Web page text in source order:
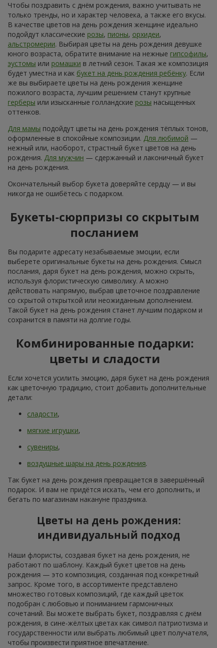
Чтобы поздравить с днём рождения, важно учитывать не
только тренды, но и характер человека, а также его вкусы.
В качестве цветов на день рождения женщине идеально
подойдут классические розы, пионы, орхидеи,
альстромерии. Выбирая цветы на день рождения девушке
юного возраста, обратите внимание на нежные гипсофилы,
эустомы или ромашки в летний сезон. Такая же композиция
будет уместна и как букет на день рождения ребёнку. Если
же вы выбираете цветы на день рождения женщине
пожилого возраста, лучшим решением станут крупные
герберы или изысканные голландские розы насыщенных
оттенков.
Для мамы подойдут цветы на день рождения тёплых тонов,
оформленные в спокойные композиции. Для любимой —
нежный или, наоборот, страстный букет цветов на день
рождения. Для мужчин — сдержанный и лаконичный букет
на день рождения.
Окончательный выбор букета доверяйте сердцу — и вы
никогда не ошибётесь с подарком.
Букеты-сюрпризы со скрытым
посланием
Вы подарите адресату незабываемые эмоции, если
выберете оригинальные букеты на день рождения. Смысл
послания, даря букет на день рождения, можно скрыть,
используя флористическую символику. А можно
действовать напрямую, выбрав цветочное поздравление
со скрытой открыткой или неожиданным дополнением.
Такой букет на день рождения станет лучшим подарком и
сохранится в памяти на долгие годы.
Комбинированные подарки:
цветы и сладости
Если хочется усилить эмоцию, даря букет на день рождения
как цветочную традицию, стоит добавить дополнительные
детали:
сладости,
мягкие игрушки,
сувениры,
воздушные шары на день рождения.
Так букет на день рождения превращается в завершённый
подарок. И вам не придётся искать, чем его дополнить, и
бегать по магазинам накануне праздника.
Цветы на день рождения:
индивидуальный подход
Наши флористы, создавая букет на день рождения, не
работают по шаблону. Каждый букет цветов на день
рождения — это композиция, созданная под конкретный
запрос. Кроме того, в ассортименте представлено
множество готовых композиций, где каждый цветок
подобран с любовью и пониманием гармоничных
сочетаний. Вы можете выбрать букет, поздравляя с днём
рождения, в сине-жёлтых цветах как символ патриотизма и
государственности или выбрать любимый цвет получателя,
чтобы произвести приятное впечатление.